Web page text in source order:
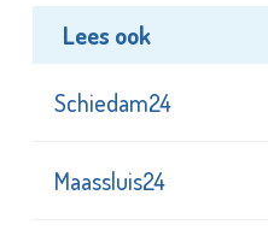
Lees ook
Schiedam24
Maassluis24